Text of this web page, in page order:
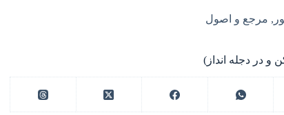
, مرجع و اصول
و در دجله انداز)